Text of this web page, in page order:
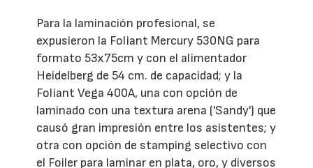
Para la laminación profesional, se
expusieron la Foliant Mercury 530NG para
formato 53x75cm y con el alimentador
Heidelberg de 54 cm. de capacidad; y la
Foliant Vega 400A, una con opción de
laminado con una textura arena ('Sandy') que
causó gran impresión entre los asistentes; y
otra con opción de stamping selectivo con
el Foiler para laminar en plata, oro, y diversos